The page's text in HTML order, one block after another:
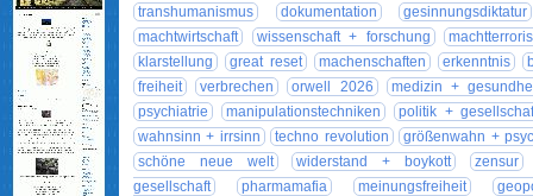
transhumanismus
dokumentation
gesinnungsdiktatur
machtwirtschaft
wissenschaft + forschung
klarstellung
great reset machenschaften erkenntnis
freiheit
verbrechen orwell 2026
medizin +
psychiatrie
manipulationstechniken
politik +
wahnsinn + irrsinn
techno revolution
größenwahn +
schöne neue welt
widerstand + boykott
zensur
gesellschaft
pharmamafia meinungsfreiheit